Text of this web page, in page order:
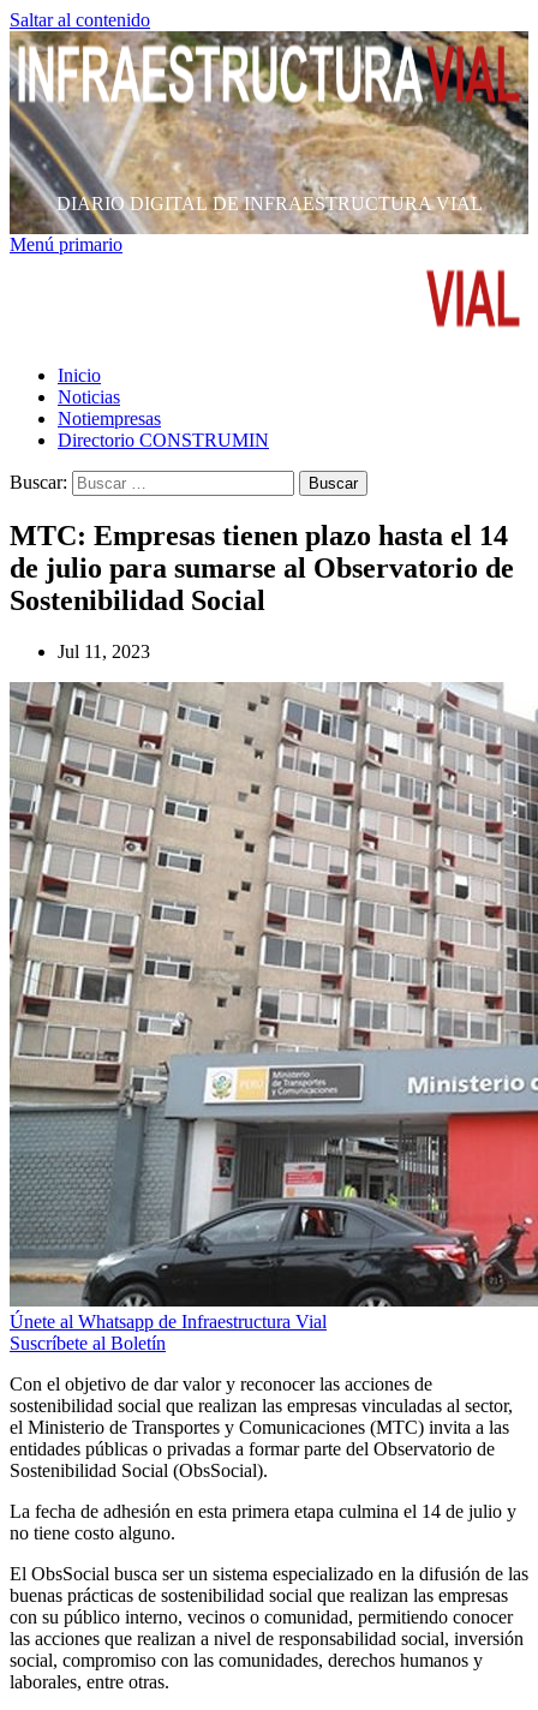
Saltar al contenido
DIARIO DIGITAL DE INFRAESTRUCTURA VIAL
Menú primario
Inicio
Noticias
Notiempresas
Directorio CONSTRUMIN
Buscar:
MTC: Empresas tienen plazo hasta el 14
de julio para sumarse al Observatorio de
Sostenibilidad Social
Jul 11, 2023
Únete al Whatsapp de Infraestructura Vial
Suscríbete al Boletín
Con el objetivo de dar valor y reconocer las acciones de
sostenibilidad social que realizan las empresas vinculadas al sector,
el Ministerio de Transportes y Comunicaciones (MTC) invita a las
entidades públicas o privadas a formar parte del Observatorio de
Sostenibilidad Social (ObsSocial).
La fecha de adhesión en esta primera etapa culmina el 14 de julio y
no tiene costo alguno.
El ObsSocial busca ser un sistema especializado en la difusión de las
buenas prácticas de sostenibilidad social que realizan las empresas
con su público interno, vecinos o comunidad, permitiendo conocer
las acciones que realizan a nivel de responsabilidad social, inversión
social, compromiso con las comunidades, derechos humanos y
laborales, entre otras.